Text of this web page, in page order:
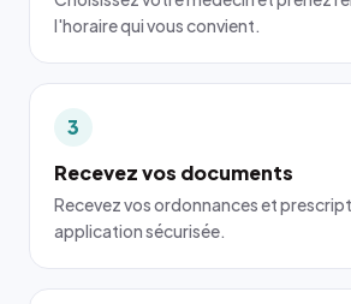
l'horaire qui vous convient.
3
Recevez vos documents
Recevez vos ordonnances et
application sécurisée.